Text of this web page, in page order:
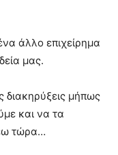
άλλο επιχείρημα
μας.
διακηρύξεις μήπως
και να τα
τώρα…